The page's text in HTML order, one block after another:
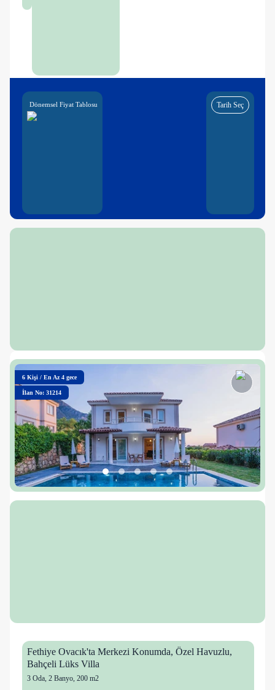
Dönemsel Fiyat Tablosu Tarih Seç
6 Kişi / En Az 4 gece
İlan No: 31214
Fethiye Ovacık'ta Merkezi Konumda, Özel Havuzlu,
Bahçeli Lüks Villa
3 Oda, 2 Banyo, 200 m2